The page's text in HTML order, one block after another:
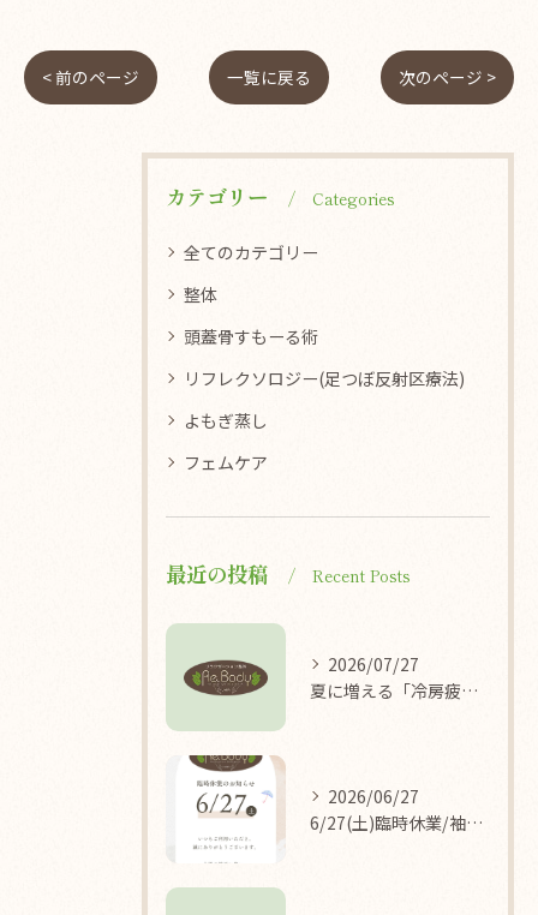
< 前のページ 一覧に戻る 次のページ >
カテゴリー Categories
全てのカテゴリー
整体
頭蓋骨すもーる術
リフレクソロジー(足つぼ反射区療法)
よもぎ蒸し
フェムケア
最近の投稿 Recent Posts
2026/07/27
夏に増える「冷房疲れ」の原因を医学的に解説/袖ケ浦/リラクゼーション整体Re.Body
2026/06/27
6/27(土)臨時休業/袖ケ浦/リラクゼーション整体Re.Body